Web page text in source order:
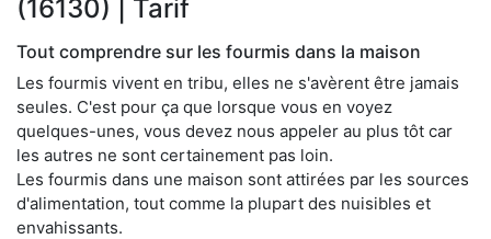
(16130) | Tarif
Tout comprendre sur les fourmis dans la maison
Les fourmis vivent en tribu, elles ne s'avèrent être jamais
seules. C'est pour ça que lorsque vous en voyez
quelques-unes, vous devez nous appeler au plus tôt car
les autres ne sont certainement pas loin.
Les fourmis dans une maison sont attirées par les sources
d'alimentation, tout comme la plupart des nuisibles et
envahissants.